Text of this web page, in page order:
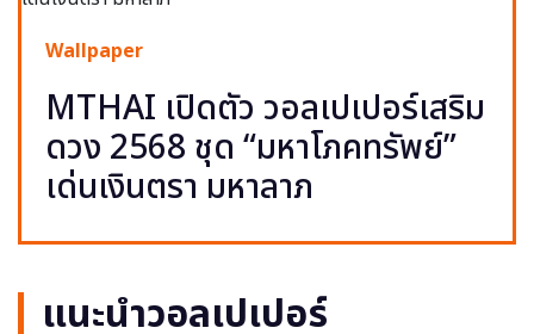
Wallpaper
MTHAI เปิดตัว วอลเปเปอร์เสริม
ดวง 2568 ชุด “มหาโภคทรัพย์”
เด่นเงินตรา มหาลาภ
แนะนำวอลเปเปอร์